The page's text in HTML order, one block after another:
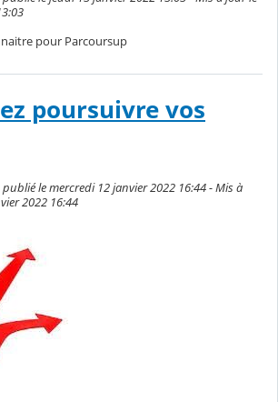
pour Parcoursup
poursuivre vos
le mercredi 12 janvier 2022 16:44 - Mis à
2022 16:44